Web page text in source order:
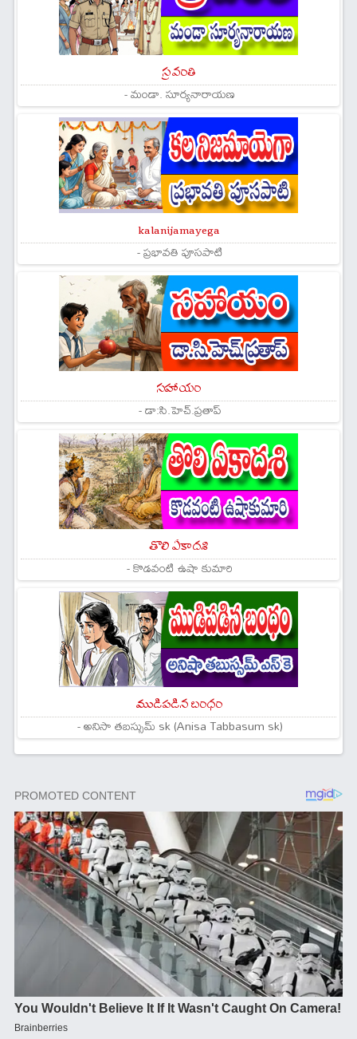
స్రవంతి
- మండా. సూర్యనారాయణ
kalanijamayega
- ప్రభావతి పూసపాటి
సహాయం
- డా:సి.హెచ్.ప్రతాప్
తొలి ఏకాదశి
- కొడవంటి ఉషా కుమారి
ముడిపడిన బంధం
- అనిసా తబస్సుమ్ sk (Anisa Tabbasum sk)